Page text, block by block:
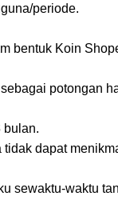
periode.
bentuk Koin
potongan
bulan.
dapat
sewaktu-waktu